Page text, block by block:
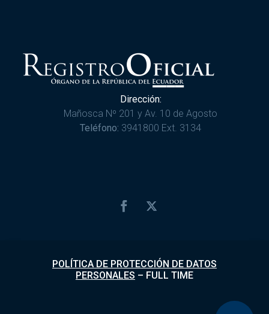
Dirección:
Mañosca Nº 201 y Av. 10 de Agosto
Teléfono: 3941800 Ext. 3134
POLÍTICA DE PROTECCIÓN DE DATOS
PERSONALES – FULL TIME